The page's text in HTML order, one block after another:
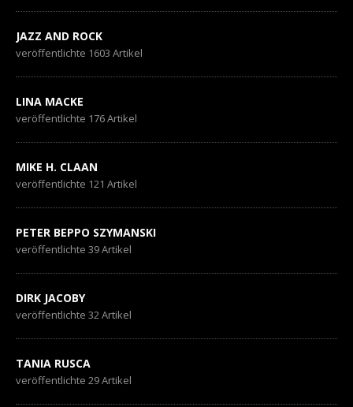
JAZZ AND ROCK
veröffentlichte 1603 Artikel
LINA MACKE
veröffentlichte 176 Artikel
MIKE H. CLAAN
veröffentlichte 121 Artikel
PETER BEPPO SZYMANSKI
veröffentlichte 39 Artikel
DIRK JACOBY
veröffentlichte 32 Artikel
TANIA RUSCA
veröffentlichte 29 Artikel